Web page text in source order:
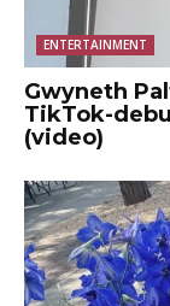
ENTERTAINMENT
Gwyneth
TikTok-
(video)